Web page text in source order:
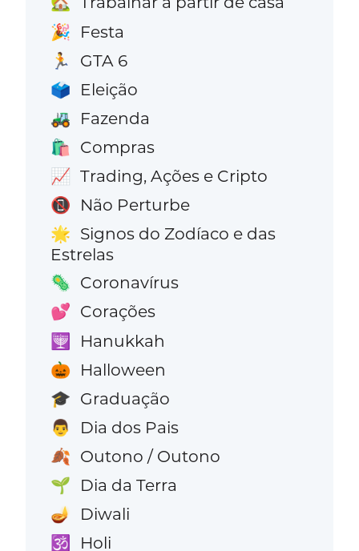
🎉 Festa
🏃 GTA 6
🗳️ Eleição
🚜 Fazenda
🛍️ Compras
📈 Trading, Ações e Cripto
📵 Não Perturbe
🌟 Signos do Zodíaco e das
Estrelas
🦠 Coronavírus
💕 Corações
🕎 Hanukkah
🎃 Halloween
🎓 Graduação
👨 Dia dos Pais
🍂 Outono / Outono
🌱 Dia da Terra
🪔 Diwali
🕉️ Holi